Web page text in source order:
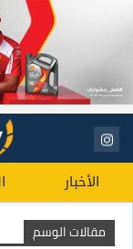
الأخبار
مقالات الوسم